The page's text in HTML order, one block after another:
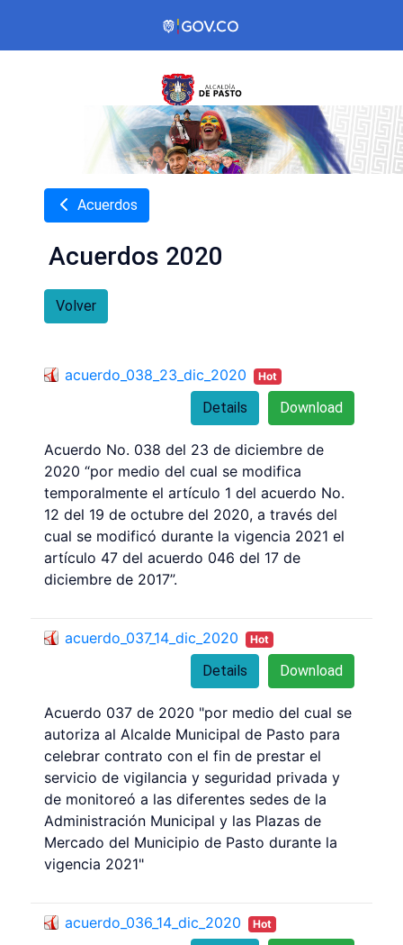
Acuerdos
Acuerdos 2020
Volver
acuerdo_038_23_dic_2020 Hot
Download
Details
Acuerdo No. 038 del 23 de diciembre de
2020 “por medio del cual se modifica
temporalmente el artículo 1 del acuerdo No.
12 del 19 de octubre del 2020, a través del
cual se modificó durante la vigencia 2021 el
artículo 47 del acuerdo 046 del 17 de
diciembre de 2017”.
acuerdo_037_14_dic_2020 Hot
Download
Details
Acuerdo 037 de 2020 "por medio del cual se
autoriza al Alcalde Municipal de Pasto para
celebrar contrato con el fin de prestar el
servicio de vigilancia y seguridad privada y
de monitoreó a las diferentes sedes de la
Administración Municipal y las Plazas de
Mercado del Municipio de Pasto durante la
vigencia 2021"
acuerdo_036_14_dic_2020 Hot